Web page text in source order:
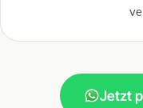
Jetzt